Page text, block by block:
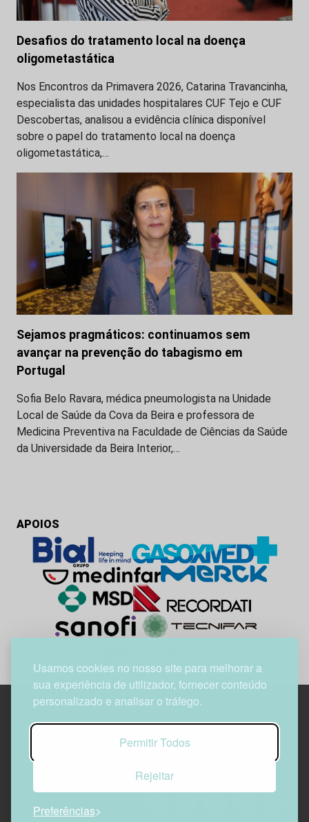
Usamos cookies no nosso site para melhorar a
sua experiência de utilizador, fornecer conteúdo
personalizado e analisar o tráfego.
Permitir Todos
Rejeitar
Preferências
Desafios do tratamento local na doença
oligometastática
Nos Encontros da Primavera 2026, Catarina Travancinha,
especialista das unidades hospitalares CUF Tejo e CUF
Descobertas, analisou a evidência clínica disponível
sobre o papel do tratamento local na doença
oligometastática,…
Sejamos pragmáticos: continuamos sem
avançar na prevenção do tabagismo em
Portugal
Sofia Belo Ravara, médica pneumologista na Unidade
Local de Saúde da Cova da Beira e professora de
Medicina Preventiva na Faculdade de Ciências da Saúde
da Universidade da Beira Interior,…
APOIOS
Edif. Lisboa Oriente | Av. Infante D. Henrique, n.º 333H, esc.
1800-282 Lisboa | Portugal